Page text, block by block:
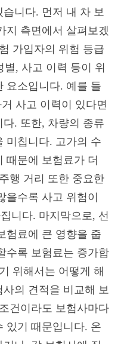
니다. 먼저 내 차 보
지 측면에서 살펴보겠
가입자의 위험 등급
, 사고 이력 등이 위
요소입니다. 예를 들
사고 이력이 있다면
. 또한, 차량의 종류
미칩니다. 고가의 수
때문에 보험료가 더
행 거리 또한 중요한
을수록 사고 위험이
니다. 마지막으로, 선
험료에 큰 영향을 줍
수록 보험료는 증가합
위해서는 어떻게 해
의 견적을 비교해 보
건이라도 보험사마다
있기 때문입니다. 온